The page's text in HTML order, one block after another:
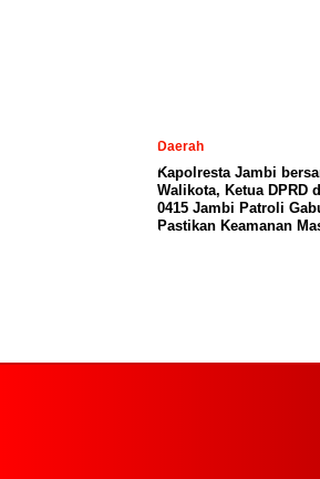
Daerah
Kapolresta Jambi
Walikota, Ketua DPRD
0415 Jambi Patroli
Pastikan Keamanan